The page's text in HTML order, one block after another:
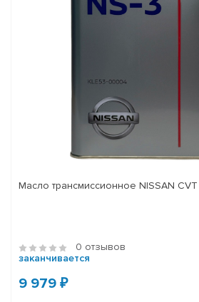
Масло трансмиссионное NISSAN
0 отзывов
заканчивается
9 979 ₽